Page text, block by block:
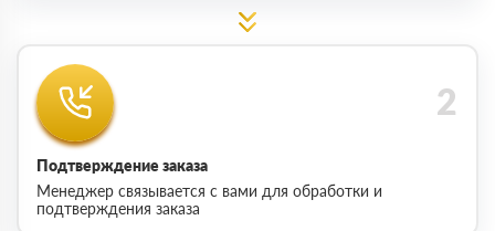
Подтверждение заказа
Менеджер связывается с вами для обработки и
подтверждения заказа